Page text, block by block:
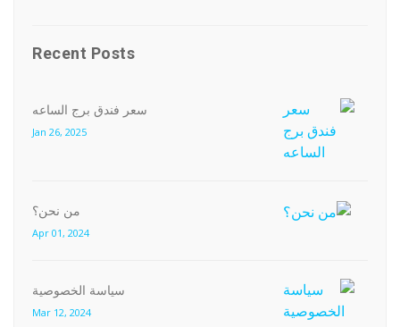
Recent Posts
سعر فندق برج الساعه
Jan 26, 2025
من نحن؟
Apr 01, 2024
سياسة الخصوصية
Mar 12, 2024